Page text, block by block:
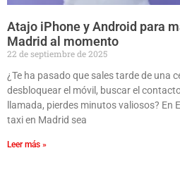
Atajo iPhone y Android para
Madrid al momento
22 de septiembre de 2025
¿Te ha pasado que sales tarde de una
desbloquear el móvil, buscar el
llamada, pierdes minutos valiosos? En
taxi en Madrid sea
Leer más »